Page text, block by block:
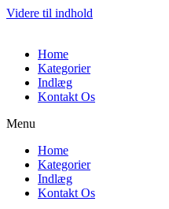
Videre til indhold
Home
Kategorier
Indlæg
Kontakt Os
Menu
Home
Kategorier
Indlæg
Kontakt Os